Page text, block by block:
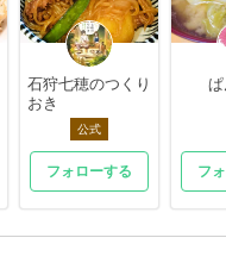
石狩七穂のつくり
おき
公式
フォローする フ